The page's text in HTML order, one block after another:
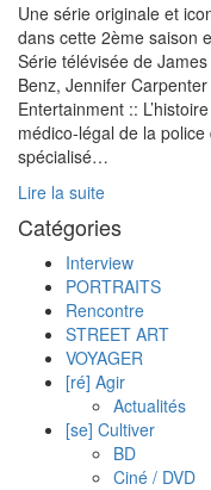
Une série originale et
dans cette 2ème saison
Série télévisée de
Benz, Jennifer
Entertainment ::
médico-légal de la
spécialisé…
Lire la suite
Catégories
Interview
PORTRAITS
Rencontre
STREET ART
VOYAGER
[ré] Agir
Actualités
[se] Cultiver
BD
Ciné / DVD